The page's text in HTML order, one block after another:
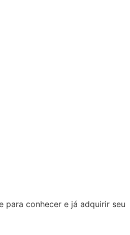
para conhecer e já adquirir seu